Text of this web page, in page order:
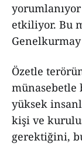
etkiliyor. Bu
Özetle
münasebetle
yüksek
kişi ve
gerektiğini,